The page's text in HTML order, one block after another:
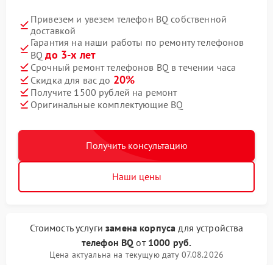
Привезем и увезем телефон BQ собственной
доставкой
Гарантия на наши работы по ремонту телефонов
BQдо 3-х лет
Срочный ремонт телефонов BQ в течении часа
Скидка для вас до 20%
Получите 1500 рублей на ремонт
Оригинальные комплектующие BQ
Получить консультацию
Наши цены
Стоимость услугизамена корпуса для устройства
телефон BQ от 1000 руб.
Цена актуальна на текущую дату 07.08.2026